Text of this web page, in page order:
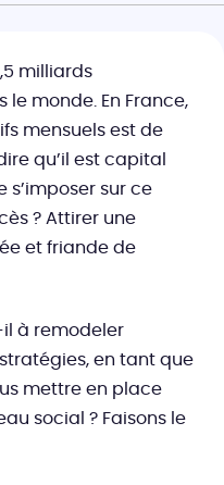
milliards
le monde. En France,
mensuels est de
qu’il est capital
s’imposer sur ce
? Attirer une
et friande de
à remodeler
stratégies, en tant que
mettre en place
social ? Faisons le